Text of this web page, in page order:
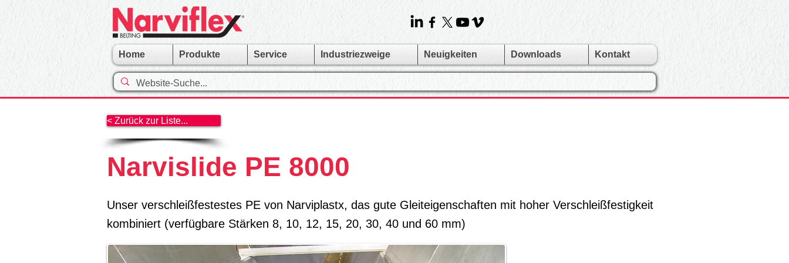
Home Produkte Service Industriezweige Neuigkeiten Downloads Kontakt
< Zurück zur Liste...
Narvislide PE 8000
Unser verschleißfestestes PE von Narviplastx, das gute Gleiteigenschaften mit hoher Verschleißfestigkeit
kombiniert (verfügbare Stärken 8, 10, 12, 15, 20, 30, 40 und 60 mm)